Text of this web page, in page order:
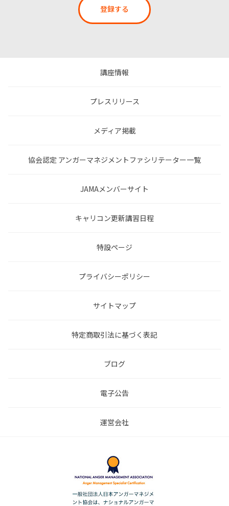
登録する
講座情報
プレスリリース
メディア掲載
協会認定 アンガーマネジメントファシリテーター一覧
JAMAメンバーサイト
キャリコン更新講習日程
特設ページ
プライバシーポリシー
サイトマップ
特定商取引法に基づく表記
ブログ
電子公告
運営会社